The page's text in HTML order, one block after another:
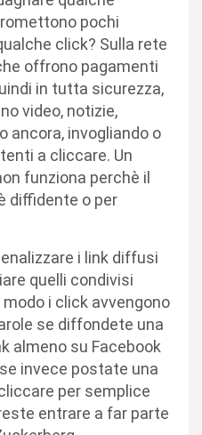
pochi
click? Sulla rete
offrono pagamenti
in tutta sicurezza,
video, notizie,
ancora, invogliando o
a cliccare. Un
funziona perchè il
diffidente o per
i link diffusi
quelli condivisi
i click avvengono
se diffondete una
almeno su Facebook
invece postate una
per semplice
entrare a far parte